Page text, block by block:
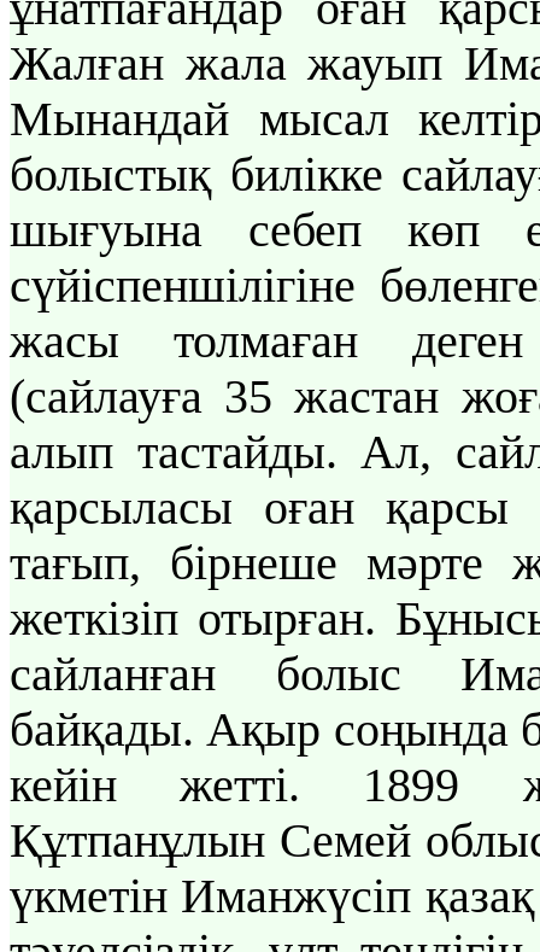
Жалған жала жауып
Мынандай мысал
болыстық билікке
шығуына себеп көп
сүйіспеншілігіне
жасы толмаған деген
(сайлауға 35 жастан
алып тастайды. Ал,
қарсыласы оған
тағып, бірнеше мәрте
жеткізіп отырған.
сайланған болыс
байқады. Ақыр соңында
кейін жетті. 1899
Құтпанұлын Семей
үкметін Иманжүсіп